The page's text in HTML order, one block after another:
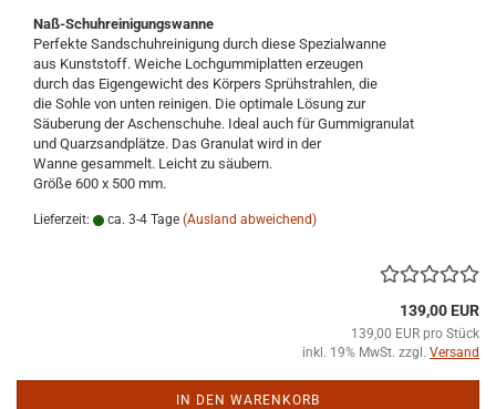
Naß-Schuhreinigungswanne
Perfekte Sandschuhreinigung durch diese Spezialwanne
aus Kunststoff. Weiche Lochgummiplatten erzeugen
durch das Eigengewicht des Körpers Sprühstrahlen, die
die Sohle von unten reinigen. Die optimale Lösung zur
Säuberung der Aschenschuhe. Ideal auch für Gummigranulat
und Quarzsandplätze. Das Granulat wird in der
Wanne gesammelt. Leicht zu säubern.
Größe 600 x 500 mm.
Lieferzeit: ca. 3-4 Tage (Ausland abweichend)
139,00 EUR
139,00 EUR pro Stück
inkl. 19% MwSt. zzgl. Versand
IN DEN WARENKORB